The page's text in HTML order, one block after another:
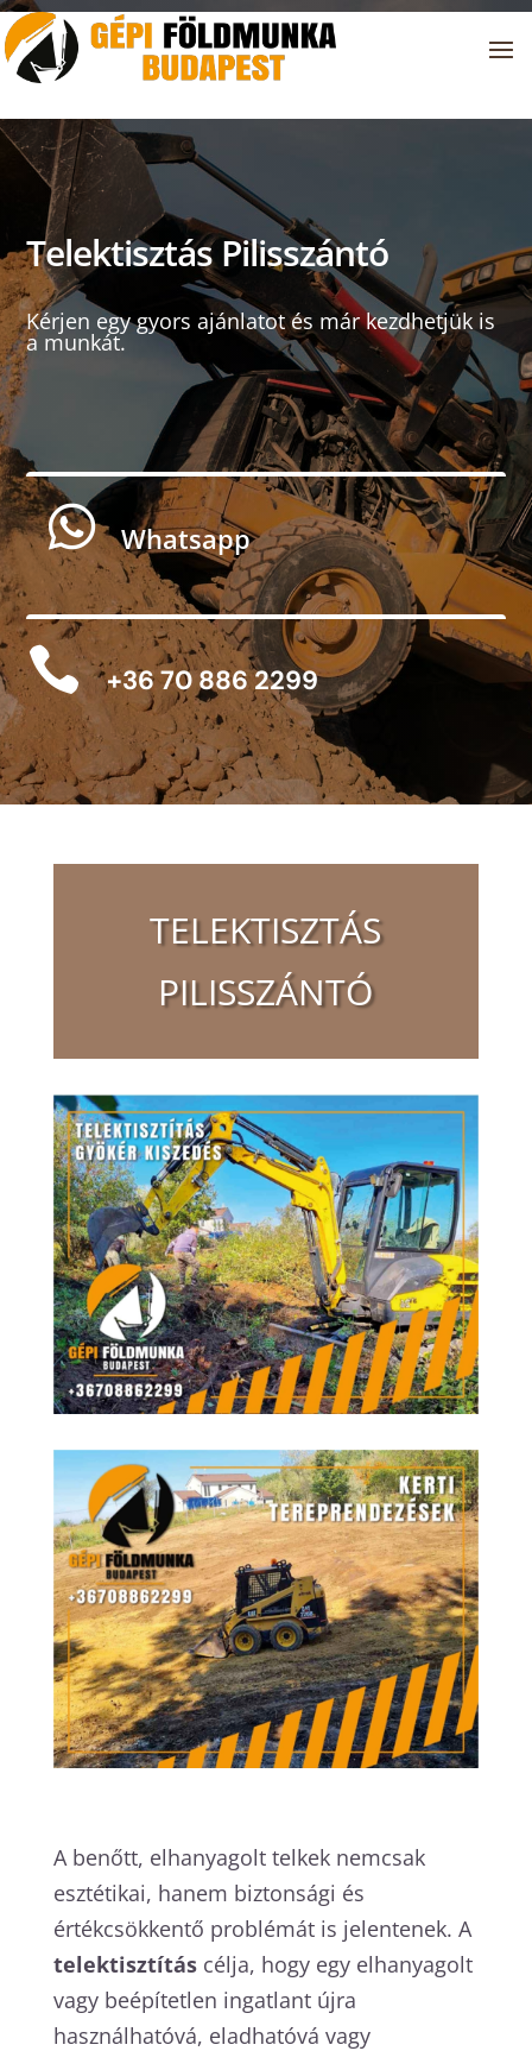
Telektisztás Pilisszántó
Kérjen egy gyors ajánlatot és már kezdhetjük is
a munkát.
 Whatsapp
 +36 70 886 2299
TELEKTISZTÁS
PILISSZÁNTÓ
A benőtt, elhanyagolt telkek nemcsak
esztétikai, hanem biztonsági és
értékcsökkentő problémát is jelentenek. A
telektisztításcélja, hogy egy elhanyagolt
vagy beépítetlen ingatlant újra
használhatóvá, eladhatóvá vagy